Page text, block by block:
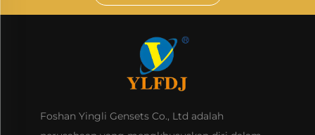
Foshan Yingli Gensets Co., Ltd adalah